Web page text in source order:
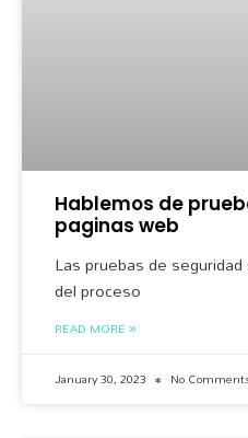
Hablemos de
paginas web
Las pruebas de
del proceso
READ MORE »
January 30, 2023 No